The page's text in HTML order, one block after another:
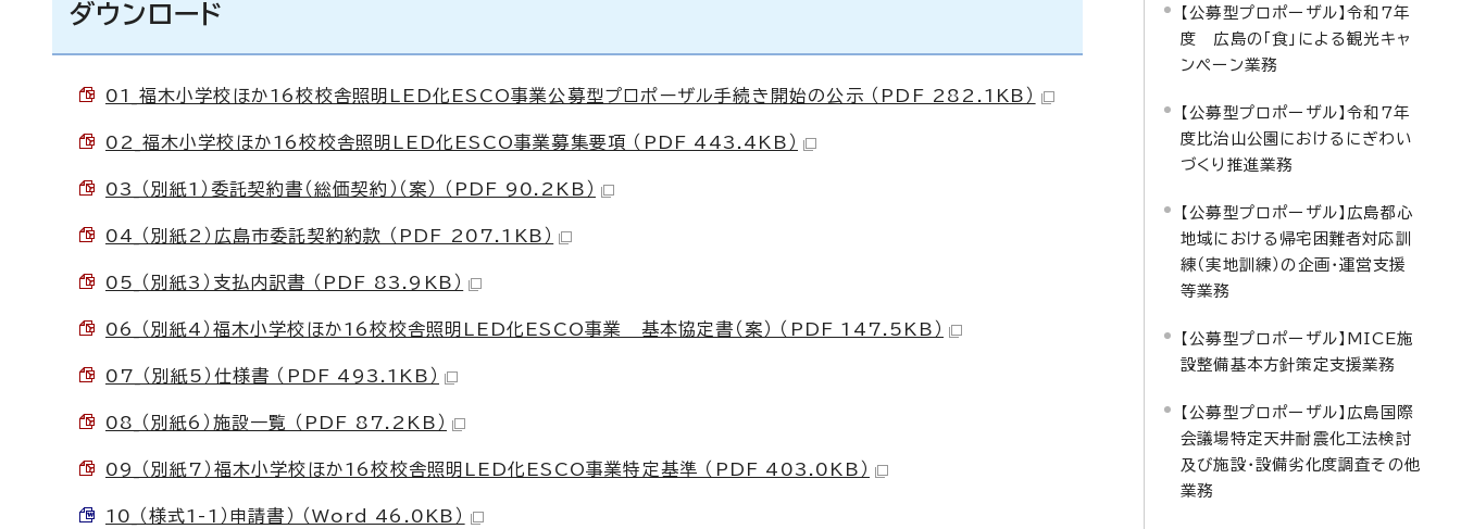
ダウンロード
01_福木小学校ほか16校校舎照明LED化ESCO事業公募型プロポーザル手続き開始の公示 （PDF 282.1KB）
02_福木小学校ほか16校校舎照明LED化ESCO事業募集要項 （PDF 443.4KB）
03_（別紙1）委託契約書（総価契約）（案） （PDF 90.2KB）
04_（別紙2）広島市委託契約約款 （PDF 207.1KB）
05_（別紙3）支払内訳書 （PDF 83.9KB）
06_（別紙4）福木小学校ほか16校校舎照明LED化ESCO事業 基本協定書（案） （PDF 147.5KB）
07_（別紙5）仕様書 （PDF 493.1KB）
08_（別紙6）施設一覧 （PDF 87.2KB）
09_（別紙7）福木小学校ほか16校校舎照明LED化ESCO事業特定基準 （PDF 403.0KB）
10_（様式1-1）申請書） （Word 46.0KB）
【公募型プロポーザル】令和7年
度 広島の「食」による観光キャ
ンペーン業務
【公募型プロポーザル】令和7年
度比治山公園におけるにぎわい
づくり推進業務
【公募型プロポーザル】広島都心
地域における帰宅困難者対応訓
練（実地訓練）の企画・運営支援
等業務
【公募型プロポーザル】MICE施
設整備基本方針策定支援業務
【公募型プロポーザル】広島国際
会議場特定天井耐震化工法検討
及び施設・設備劣化度調査その他
業務